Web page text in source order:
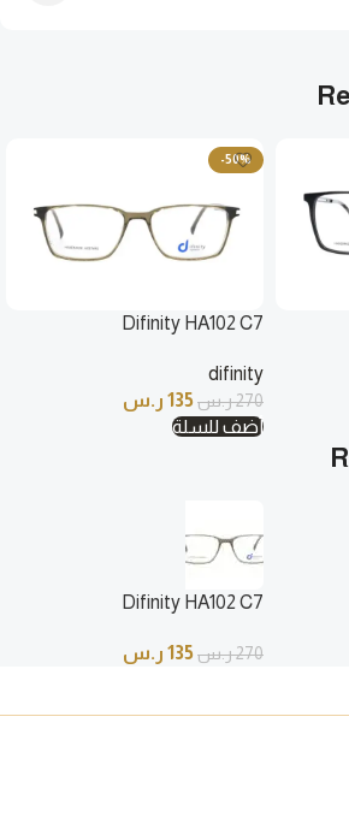
-50%
Difinity HA102 C7
difinity
270ر.س135 ر.س
أضف للسلة
Difinity HA102 C7
270ر.س135 ر.س